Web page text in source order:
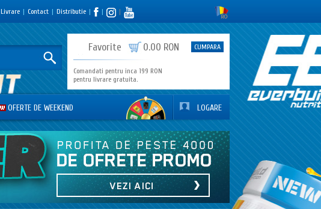
Livrare | Contact | Distributie | | |
Favorite 0.00 RON CUMPARA
Comandati pentru inca 199 RON
pentru livrare gratuita.
OFERTE DE WEEKEND LOGARE